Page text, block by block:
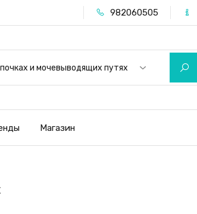
982060505
и мочевыводящих путях
Магазин